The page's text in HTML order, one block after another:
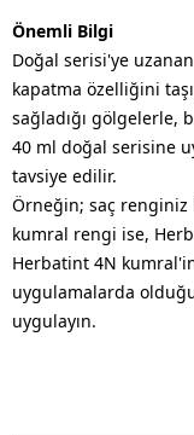
Önemli Bilgi
Doğal serisi'ye
kapatma özelliğini
sağladığı gölgelerle,
40 ml doğal serisine
tavsiye edilir.
Örneğin; saç renginiz
kumral rengi ise,
Herbatint 4N
uygulamalarda olduğu
uygulayın.